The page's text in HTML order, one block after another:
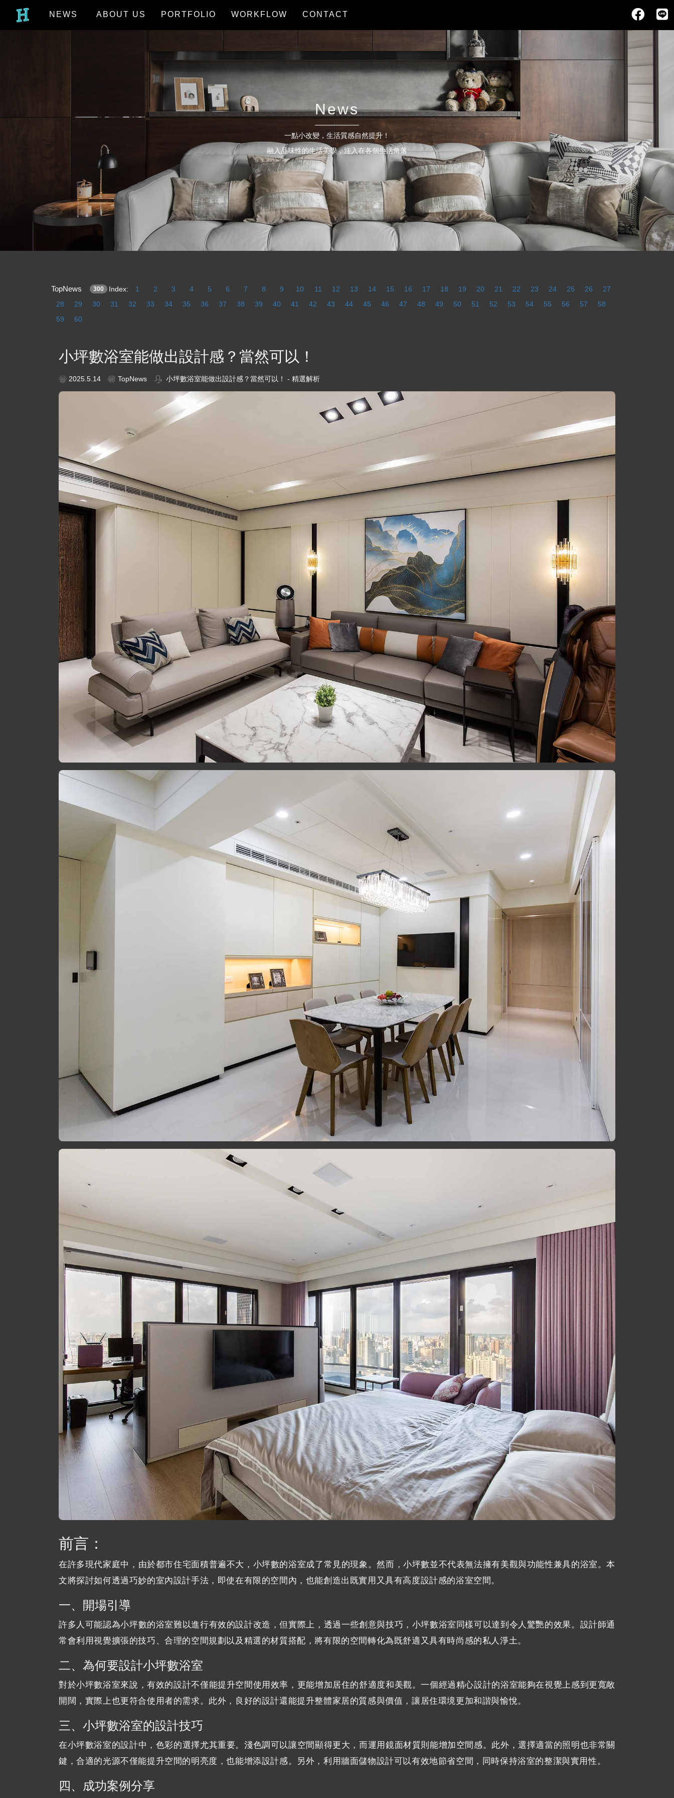
NEWS ABOUT US PORTFOLIO WORKFLOW CONTACT
News
一點小改變，生活質感自然提升！
融入品味性的生活美學，注入在各個生活角落
TopNews 300 Index: 1 2 3 4 5 6 7 8 9 10 11 12 13 14 15 16 17 18 19 20 21 22 23 24 25 26
27
28
29 30 31 32 33 34 35 36 37 38 39 40 41 42 43 44 45 46 47 48 49 50 51 52 53 54 55 56 57
58
59
60
小坪數浴室能做出設計感？當然可以！
2025.5.14 TopNews 小坪數浴室能做出設計感？當然可以！ - 精選解析
前言：
在許多現代家庭中，由於都市住宅面積普遍不大，小坪數的浴室成了常見的現象。然而，小坪數並不代表無法擁有美觀與功能性兼具的浴室。本
文將探討如何透過巧妙的室內設計手法，即使在有限的空間內，也能創造出既實用又具有高度設計感的浴室空間。
一、開場引導
許多人可能認為小坪數的浴室難以進行有效的設計改造，但實際上，透過一些創意與技巧，小坪數浴室同樣可以達到令人驚艷的效果。設計師通
常會利用視覺擴張的技巧、合理的空間規劃以及精選的材質搭配，將有限的空間轉化為既舒適又具有時尚感的私人淨土。
二、為何要設計小坪數浴室
對於小坪數浴室來說，有效的設計不僅能提升空間使用效率，更能增加居住的舒適度和美觀。一個經過精心設計的浴室能夠在視覺上感到更寬敞
開闊，實際上也更符合使用者的需求。此外，良好的設計還能提升整體家居的質感與價值，讓居住環境更加和諧與愉悅。
三、小坪數浴室的設計技巧
在小坪數浴室的設計中，色彩的選擇尤其重要。淺色調可以讓空間顯得更大，而運用鏡面材質則能增加空間感。此外，選擇適當的照明也非常關
鍵，合適的光源不僅能提升空間的明亮度，也能增添設計感。另外，利用牆面儲物設計可以有效地節省空間，同時保持浴室的整潔與實用性。
四、成功案例分享